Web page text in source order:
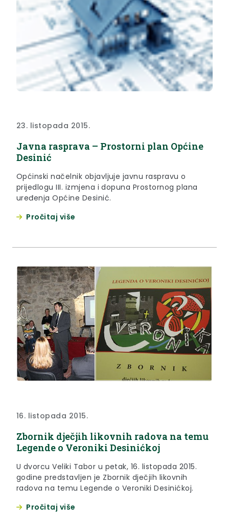
23. listopada 2015.
Javna rasprava – Prostorni plan Općine
Desinić
Općinski načelnik objavljuje javnu raspravu o
prijedlogu III. izmjena i dopuna Prostornog plana
uređenja Općine Desinić.
Pročitaj više
16. listopada 2015.
Zbornik dječjih likovnih radova na temu
Legende o Veroniki Desinićkoj
U dvorcu Veliki Tabor u petak, 16. listopada 2015.
godine predstavljen je Zbornik dječjih likovnih
radova na temu Legende o Veroniki Desinićkoj.
Pročitaj više